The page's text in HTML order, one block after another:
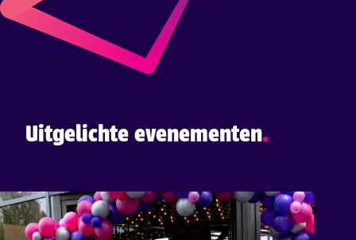
Uitgelichte evenementen.